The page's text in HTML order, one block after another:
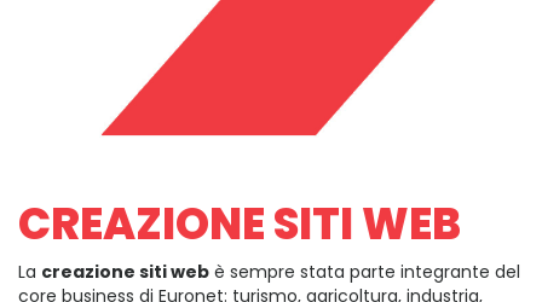
CREAZIONE SITI WEB
La creazione siti web è sempre stata parte integrante del
core business di Euronet: turismo, agricoltura, industria,